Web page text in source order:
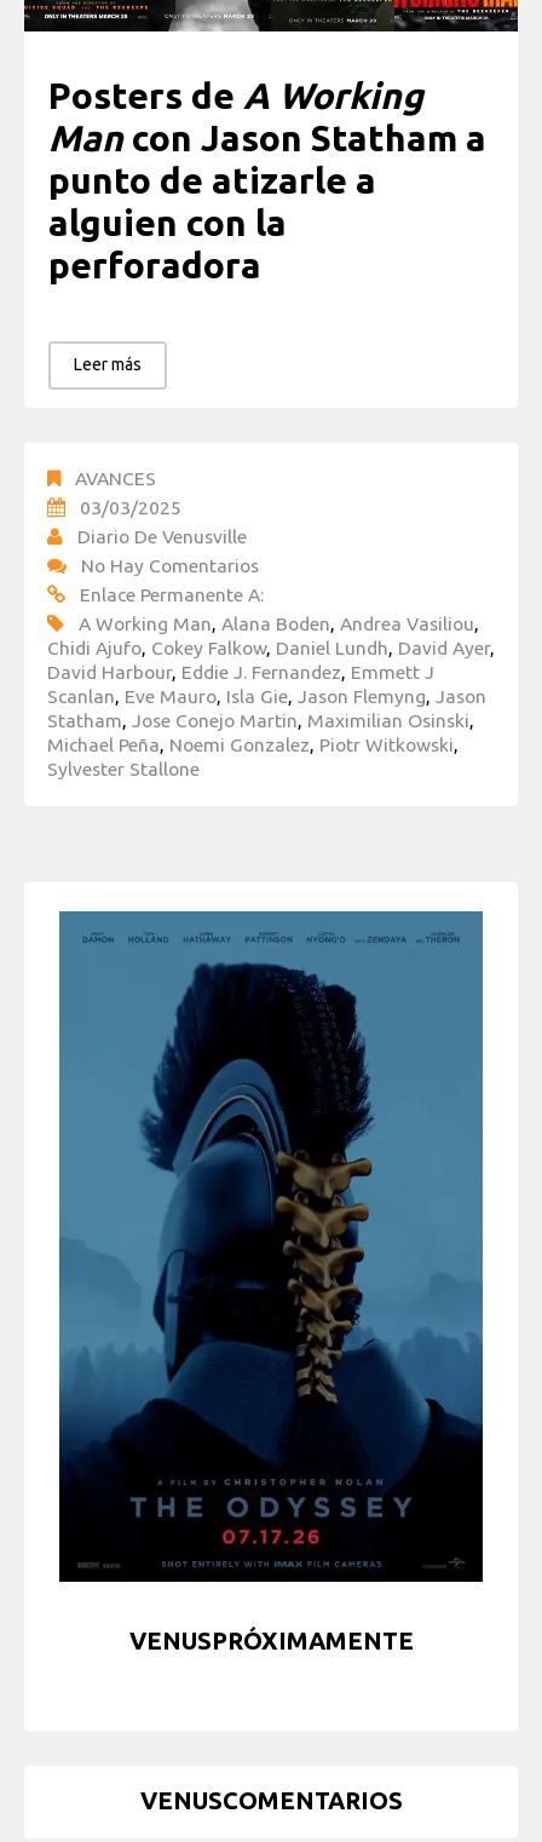
Posters de A Working
Mancon Jason Statham a
punto de atizarle a
alguien con la
perforadora
Leer más
AVANCES
03/03/2025
Diario De Venusville
No Hay Comentarios
Enlace Permanente A:
A Working Man, Alana Boden, Andrea Vasiliou,
Chidi Ajufo, Cokey Falkow, Daniel Lundh, David Ayer,
David Harbour, Eddie J. Fernandez, Emmett J
Scanlan, Eve Mauro, Isla Gie, Jason Flemyng, Jason
Statham, Jose Conejo Martin, Maximilian Osinski,
Michael Peña, Noemi Gonzalez, Piotr Witkowski,
Sylvester Stallone
VENUSPRÓXIMAMENTE
VENUSCOMENTARIOS